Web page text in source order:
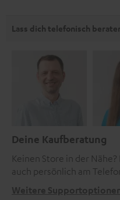
Lass dich telefonisch
Deine Kaufberatung
Keinen Store in der
auch persönlich am
Weitere